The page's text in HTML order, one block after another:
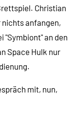
Christian
nichts anfangen,
"Symbiont" an den
Space Hulk nur
mit, nun,